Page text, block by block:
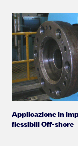
Applicazione in
flessibili Off-shore